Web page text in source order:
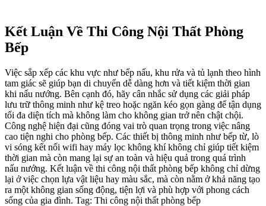
Kết Luận Về Thi Công Nội Thất Phòng
Bếp
Việc sắp xếp các khu vực như bếp nấu, khu rửa và tủ lạnh theo hình
tam giác sẽ giúp bạn di chuyển dễ dàng hơn và tiết kiệm thời gian
khi nấu nướng. Bên cạnh đó, hãy cân nhắc sử dụng các giải pháp
lưu trữ thông minh như kệ treo hoặc ngăn kéo gọn gàng để tận dụng
tối đa diện tích mà không làm cho không gian trở nên chật chội.
Công nghệ hiện đại cũng đóng vai trò quan trọng trong việc nâng
cao tiện nghi cho phòng bếp. Các thiết bị thông minh như bếp từ, lò
vi sóng kết nối wifi hay máy lọc không khí không chỉ giúp tiết kiệm
thời gian mà còn mang lại sự an toàn và hiệu quả trong quá trình
nấu nướng. Kết luận về thi công nội thất phòng bếp không chỉ dừng
lại ở việc chọn lựa vật liệu hay màu sắc, mà còn nằm ở khả năng tạo
ra một không gian sống động, tiện lợi và phù hợp với phong cách
sống của gia đình. Tag: Thi công nội thất phòng bếp